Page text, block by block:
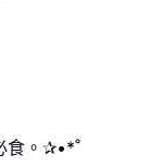
食。✰•*˚